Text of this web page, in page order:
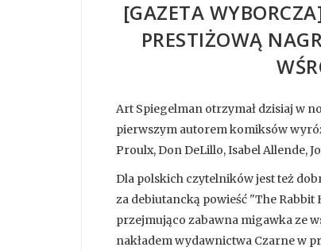
[GAZETA
PRESTIŻOWĄ
Art Spiegelman otrzymał dzisiaj w
pierwszym autorem komiksów
Proulx, Don DeLillo, Isabel Allende,
Dla polskich czytelników jest też
za debiutancką powieść "The
przejmująco zabawna migawka ze
nakładem wydawnictwa Czarne w